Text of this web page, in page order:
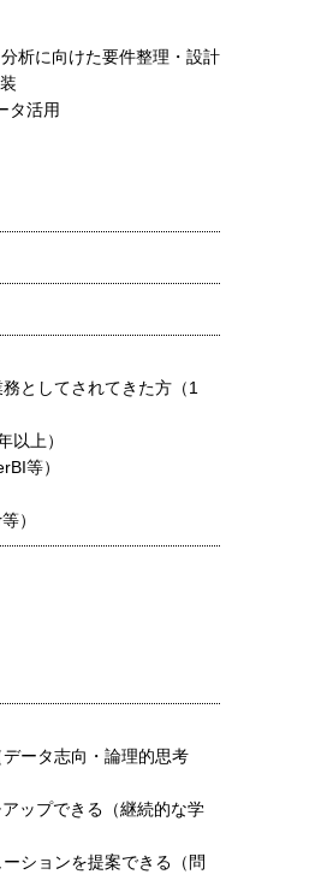
析に向けた要件整理・設計
タ活用
としてされてきた方（1
以上）
等）
）
ータ志向・論理的思考
ップできる（継続的な学
ションを提案できる（問